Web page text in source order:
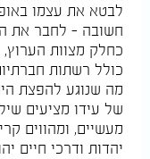
לבטא את עצמו
חשובה – לחבר את
כחלק מצוות הערוץ,
כולל רשתות
מה שנוגע להפצת
של עידו מציעים
מעשיים, ומהווים
יהדות ודרכי חיים